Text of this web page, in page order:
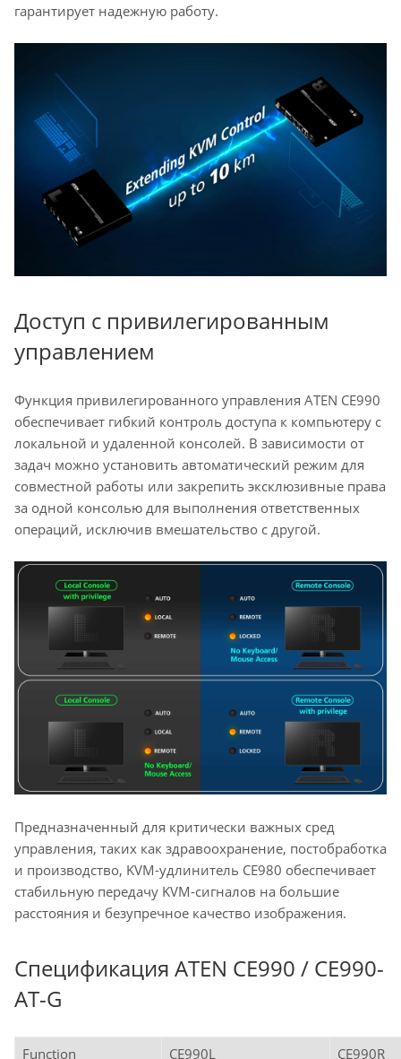
гарантирует надежную работу.
Доступ с привилегированным
управлением
Функция привилегированного управления ATEN CE990
обеспечивает гибкий контроль доступа к компьютеру с
локальной и удаленной консолей. В зависимости от
задач можно установить автоматический режим для
совместной работы или закрепить эксклюзивные права
за одной консолью для выполнения ответственных
операций, исключив вмешательство с другой.
Предназначенный для критически важных сред
управления, таких как здравоохранение, постобработка
и производство, KVM-удлинитель CE980 обеспечивает
стабильную передачу KVM-сигналов на большие
расстояния и безупречное качество изображения.
Спецификация ATEN CE990 / CE990-
AT-G
Function CE990L CE990R